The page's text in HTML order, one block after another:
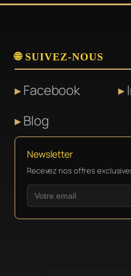
🌐 SUIVEZ-NOUS
Facebook
Blog
Newsletter
Recevez nos offres